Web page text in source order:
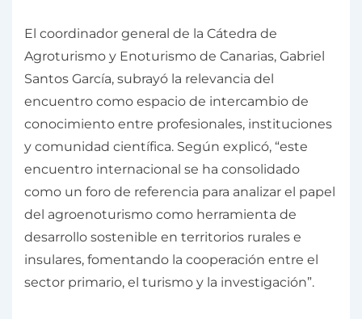
El coordinador general de la Cátedra de
Agroturismo y Enoturismo de Canarias, Gabriel
Santos García, subrayó la relevancia del
encuentro como espacio de intercambio de
conocimiento entre profesionales, instituciones
y comunidad científica. Según explicó, “este
encuentro internacional se ha consolidado
como un foro de referencia para analizar el papel
del agroenoturismo como herramienta de
desarrollo sostenible en territorios rurales e
insulares, fomentando la cooperación entre el
sector primario, el turismo y la investigación”.